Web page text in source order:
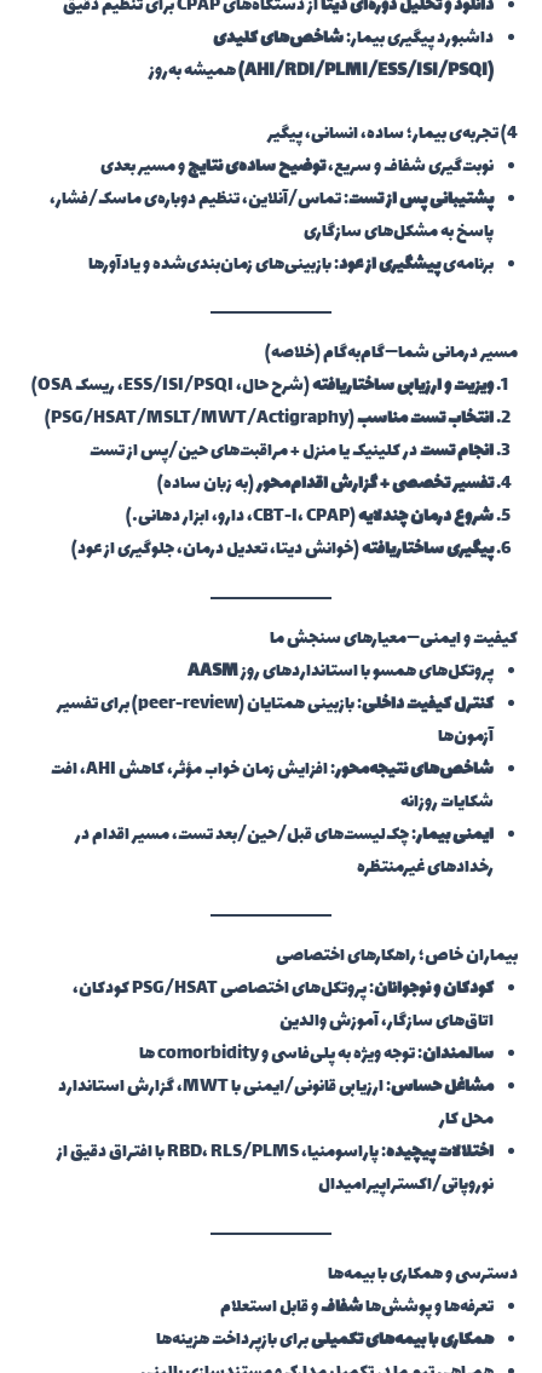
داشبورد پیگیری بیمار:شاخص‌های کلیدی
(AHI/RDI/PLMI/ESS/ISI/PSQI)
همیشه به‌روز
4) تجربه‌ی بیمار؛ ساده، انسانی، پیگیر
نوبت‌گیری شفاف و سریع،توضیح ساده‌ی نتایجو مسیر بعدی
پشتیبانی پس از تست: تماس/آنلاین، تنظیم دوباره‌ی ماسک/فشار،
پاسخ به مشکل‌های سازگاری
برنامه‌یپیشگیری از عود: بازبینی‌های زمان‌بندی‌شده و یادآورها
مسیر درمانی شما—گام‌به‌گام (خلاصه)
ویزیت و ارزیابی ساختاریافته(شرح حال، ESS/ISI/PSQI، ریسک OSA)
انتخاب تست مناسب(PSG/HSAT/MSLT/MWT/Actigraphy)
انجام تستدر کلینیک یا منزل + مراقبت‌های حین/پس از تست
تفسیر تخصصی + گزارش اقدام‌محور(به زبان ساده)
شروع درمان چندلایه(CBT-I، CPAP، دارو، ابزار دهانی…)
پیگیری ساختاریافته(خوانش دیتا، تعدیل درمان، جلوگیری از عود)
کیفیت و ایمنی—معیارهای سنجش ما
پروتکل‌های همسو با استانداردهای روزAASM
کنترل کیفیت داخلی
: بازبینی همتایان (peer-review) برای تفسیر
آزمون‌ها
شاخص‌های نتیجه‌محور
: افزایش زمان خواب مؤثر، کاهش AHI، افت
شکایات روزانه
ایمنی بیمار: چک‌لیست‌های قبل/حین/بعد تست، مسیر اقدام در
رخدادهای غیرمنتظره
بیماران خاص؛ راهکارهای اختصاصی
کودکان و نوجوانان
: پروتکل‌های اختصاصی PSG/HSAT کودکان،
اتاق‌های سازگار، آموزش والدین
سالمندان: توجه ویژه به پلی‌فاسی و comorbidity ها
مشاغل حساس
: ارزیابی قانونی/ایمنی با MWT، گزارش استاندارد
محل کار
اختلالات پیچیده
: پاراسومنیا، RBD، RLS/PLMS با افتراق دقیق از
نوروپاتی/اکستراپیرامیدال
دسترسی و همکاری با بیمه‌ها
تعرفه‌ها و پوشش‌هاشفافو قابل استعلام
همکاری با بیمه‌های تکمیلیبرای بازپرداخت هزینه‌ها